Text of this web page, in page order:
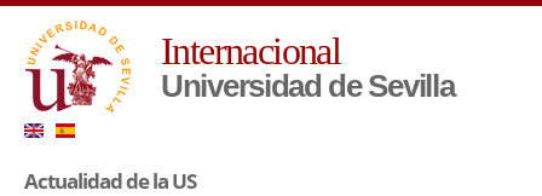
Internacional
Universidad de Sevilla
Actualidad de la US